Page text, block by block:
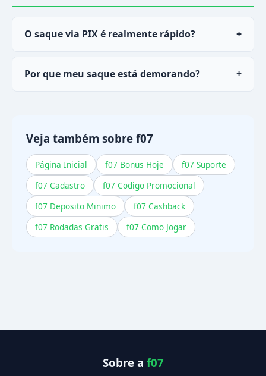
O saque via PIX é realmente rápido?
+
menos de 30 minutos.
Por que meu saque está demorando?
+
esses itens ou contate o assistência.
Veja também sobre f07
Página Inicial f07 Bonus Hoje
f07 Suporte
f07 Cadastro
f07 Codigo Promocional
f07 Deposito Minimo
f07 Cashback
f07 Rodadas Gratis
f07 Como Jogar
Sobre a f07